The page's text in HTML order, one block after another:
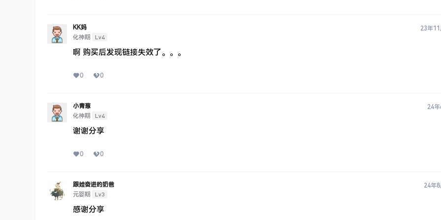
KK妈
化神期
Lv4
23年11
啊 购买后发现链接失效了。。。
0 0
小青葱
化神期
Lv4
24年
谢谢分享
0 0
跟娃奋进的奶爸
元婴期
Lv3
24年8
感谢分享